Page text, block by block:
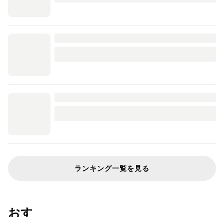
ランキング一覧を見る
おすすめのレシピリスト